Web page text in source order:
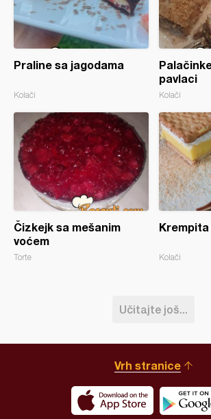
Praline sa jagodama
Kolači
pavlaci
Kolači
Čizkejk sa mešanim
voćem
Torte Kolači
Učitajte još...
Vrh stranice